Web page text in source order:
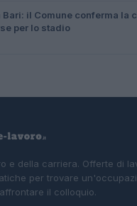
Bari: il Comune conferma la
per lo stadio
e della carriera. Offerte di
per trovare
il colloquio.